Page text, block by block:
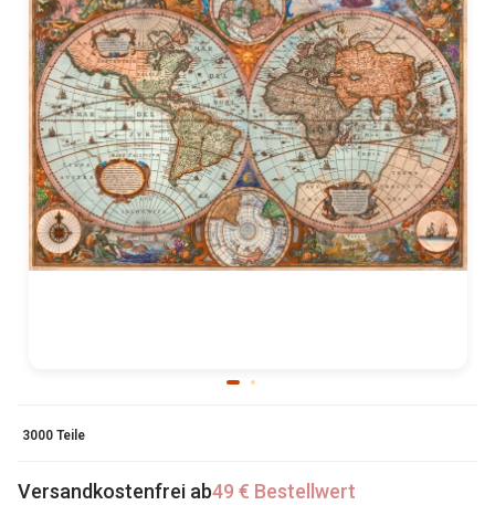
3000 Teile
Versandkostenfrei ab49 € Bestellwert